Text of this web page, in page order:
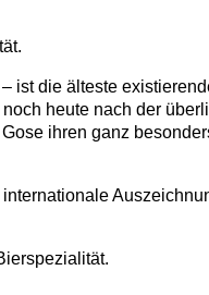
ist die älteste
heute nach der
ihren ganz